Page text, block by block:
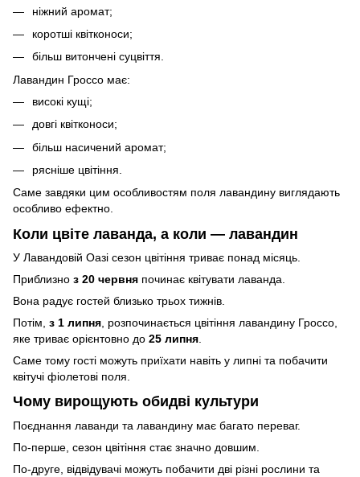
ніжний аромат;
коротші квітконоси;
більш витончені суцвіття.
Лавандин Гроссо має:
високі кущі;
довгі квітконоси;
більш насичений аромат;
рясніше цвітіння.
Саме завдяки цим особливостям поля лавандину виглядають
особливо ефектно.
Коли цвіте лаванда, а коли — лавандин
У Лавандовій Оазі сезон цвітіння триває понад місяць.
Приблизно з 20 червня починає квітувати лаванда.
Вона радує гостей близько трьох тижнів.
Потім, з 1 липня , розпочинається цвітіння лавандину Гроссо,
яке триває орієнтовно до 25 липня
Саме тому гості можуть приїхати навіть у липні та побачити
квітучі фіолетові поля.
Чому вирощують обидві культури
Поєднання лаванди та лавандину має багато переваг.
По-перше, сезон цвітіння стає значно довшим.
По-друге, відвідувачі можуть побачити дві різні рослини та